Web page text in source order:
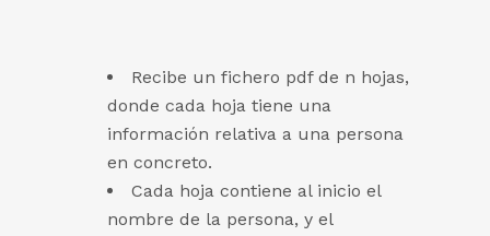
Recibe un fichero pdf de n hojas,
donde cada hoja tiene una
información relativa a una persona
en concreto.
Cada hoja contiene al inicio el
nombre de la persona, y el